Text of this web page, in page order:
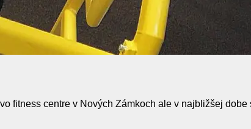
fitness centre v Nových Zámkoch ale v najbližšej